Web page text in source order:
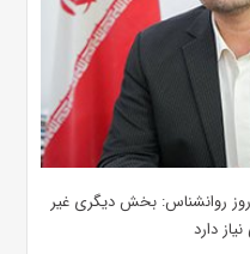
روانشناس: بخش دیگری غیر
دارد